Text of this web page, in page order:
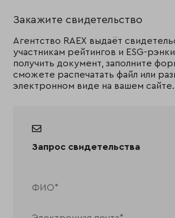
Закажите свидетельство
Агентство RAEX выдаёт
участникам рейтингов и ESG-
получить документ, заполните
сможете распечатать файл или
электронном виде на вашем сайте.
Запрос свидетельства